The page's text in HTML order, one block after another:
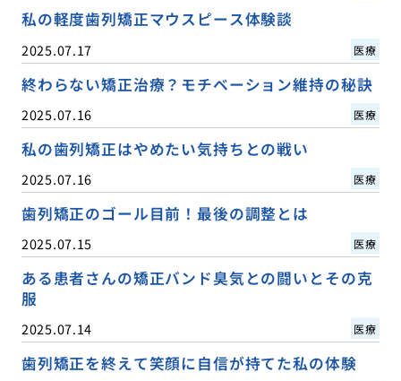
私の軽度歯列矯正マウスピース体験談
2025.07.17 医療
終わらない矯正治療？モチベーション維持の秘訣
2025.07.16 医療
私の歯列矯正はやめたい気持ちとの戦い
2025.07.16 医療
歯列矯正のゴール目前！最後の調整とは
2025.07.15 医療
ある患者さんの矯正バンド臭気との闘いとその克
服
2025.07.14 医療
歯列矯正を終えて笑顔に自信が持てた私の体験